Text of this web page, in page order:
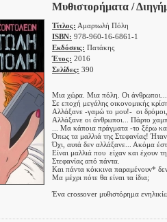
Μυθιστορήματα /
Τίτλος: Αμαρτωλή Πόλη
ISBN: 978-960-16-6861-1
Εκδόσεις: Πατάκης
Έτος: 2016
Σελίδες: 390
Μια χώρα. Μια πόλη. Οι άνθρωποι...
Σε εποχή μεγάλης οικονομικής
Αλλάξανε -γαμώ το μου!- οι δρόμοι,
Αλλάξανε οι άνθρωποι... Πάρτο
... Μα κάποια πράγματα -το ξέρω
Όπως τα μαλλιά της Στεφανίας!
Όχι, αυτά δεν αλλάξανε... Ακόμα
Είναι μαλλιά που είχαν και έχουν
Στεφανίας από πάντα.
Και πάντα κόκκινα παραμένουν*
Μα μέχρι πότε θα είναι τα ίδια;
Ένα crossover μυθιστόρημα